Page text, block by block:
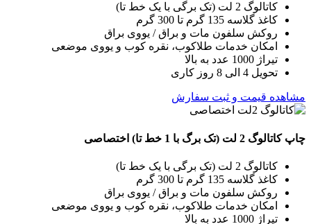
کاتالوگ 2 لت (تک برگی با یک خط تا)
کاغذ گلاسه 135 گرم تا 300 گرم
روکش سلفون مات و براق / یووی براق
امکان خدمات طلاکوب، نقره کوب و یووی موضعی
تیراژ 1000 عدد به بالا
تحویل 4 الی 8 روز کاری
مشاهده قیمت و ثبت سفارش
چاپ کاتالوگ 2 لت (تک برگ با 1 خط تا) اختصاصی
کاتالوگ 2 لت (تک برگی با یک خط تا)
کاغذ گلاسه 135 گرم تا 300 گرم
روکش سلفون مات و براق / یووی براق
امکان خدمات طلاکوب، نقره کوب و یووی موضعی
تیراژ 1000 عدد به بالا